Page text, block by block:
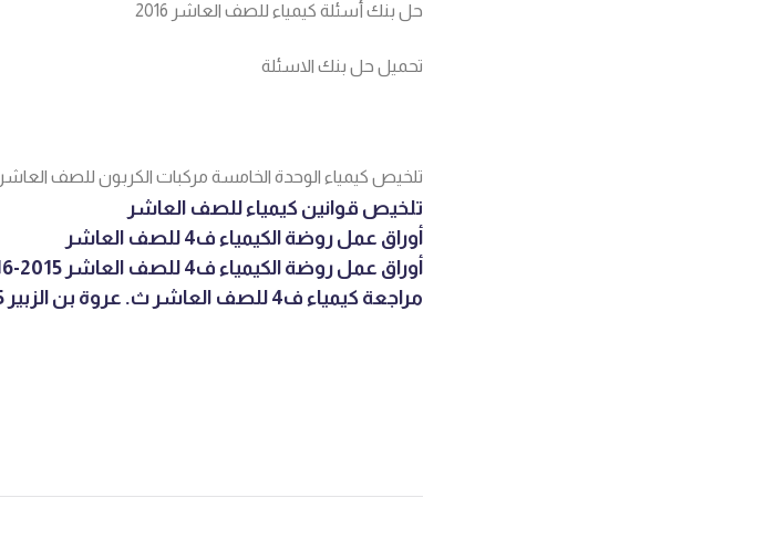
حل بنك أسئلة كيمياء للصف العاشر 2016
تحميل حل بنك الاسئلة
تلخيص كيمياء الوحدة الخامسة مركبات الكربون للصف العاشر 2014-2015
تلخيص قوانين كيمياء للصف العاشر
أوراق عمل روضة الكيمياء ف4 للصف العاشر
أوراق عمل روضة الكيمياء ف4 للصف العاشر 2015-2016
مراجعة كيمياء ف4 للصف العاشر ث. عروة بن الزبير 2015